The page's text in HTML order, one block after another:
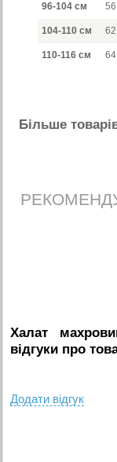
96-104 см
104-110 см
110-116 см
Бiльше
Халат
вiдгуки про
Додати вiдгук